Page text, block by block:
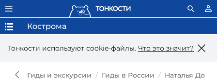
Тонкости используют сookie-файлы. Что это значит?
Кострома
Гиды и экскурсии Гиды в России Наталья